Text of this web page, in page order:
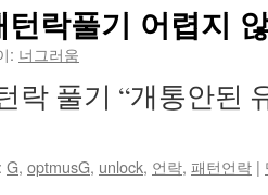
락풀기 어렵지
: 너그러움
락 풀기 “개통안된
G, optmusG, unlock, 언락, 패턴언락 |